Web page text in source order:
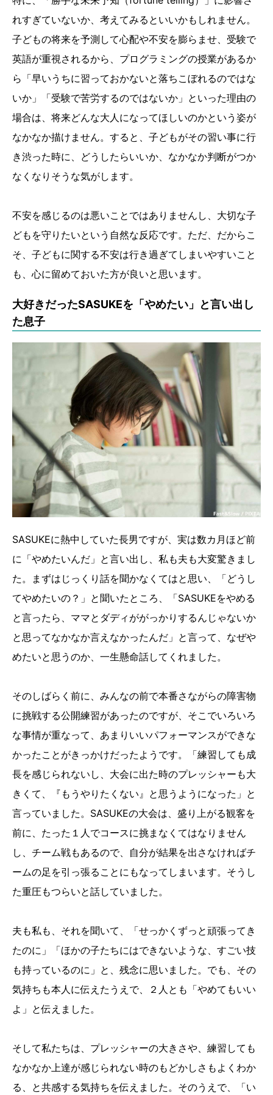
れすぎていないか、考えてみるといいかもしれません。
子どもの将来を予測して心配や不安を膨らませ、受験で
英語が重視されるから、プログラミングの授業があるか
ら「早いうちに習っておかないと落ちこぼれるのではな
いか」「受験で苦労するのではないか」といった理由の
場合は、将来どんな大人になってほしいのかという姿が
なかなか描けません。すると、子どもがその習い事に行
き渋った時に、どうしたらいいか、なかなか判断がつか
なくなりそうな気がします。
不安を感じるのは悪いことではありませんし、大切な子
どもを守りたいという自然な反応です。ただ、だからこ
そ、子どもに関する不安は行き過ぎてしまいやすいこと
も、心に留めておいた方が良いと思います。
大好きだったSASUKEを「やめたい」と言い出し
た息子
SASUKEに熱中していた長男ですが、実は数カ月ほど前
に「やめたいんだ」と言い出し、私も夫も大変驚きまし
た。まずはじっくり話を聞かなくてはと思い、「どうし
てやめたいの？」と聞いたところ、「SASUKEをやめる
と言ったら、ママとダディががっかりするんじゃないか
と思ってなかなか言えなかったんだ」と言って、なぜや
めたいと思うのか、一生懸命話してくれました。
そのしばらく前に、みんなの前で本番さながらの障害物
に挑戦する公開練習があったのですが、そこでいろいろ
な事情が重なって、あまりいいパフォーマンスができな
かったことがきっかけだったようです。「練習しても成
長を感じられないし、大会に出た時のプレッシャーも大
きくて、『もうやりたくない』と思うようになった」と
言っていました。SASUKEの大会は、盛り上がる観客を
前に、たった１人でコースに挑まなくてはなりません
し、チーム戦もあるので、自分が結果を出さなければチ
ームの足を引っ張ることにもなってしまいます。そうし
た重圧もつらいと話していました。
夫も私も、それを聞いて、「せっかくずっと頑張ってき
たのに」「ほかの子たちにはできないような、すごい技
も持っているのに」と、残念に思いました。でも、その
気持ちも本人に伝えたうえで、２人とも「やめてもいい
よ」と伝えました。
そして私たちは、プレッシャーの大きさや、練習しても
なかなか上達が感じられない時のもどかしさもよくわか
る、と共感する気持ちを伝えました。そのうえで、「い